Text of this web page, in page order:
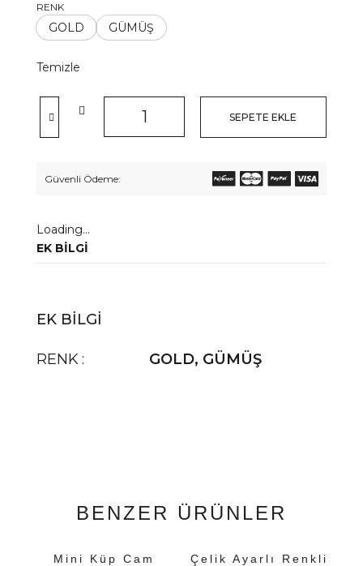
RENK
GOLD GÜMÜŞ
Temizle
SEPETE EKLE
Güvenli Ödeme:
Loading...
EK BILGI
EK BILGI
RENK GOLD, GÜMÜŞ
BENZER ÜRÜNLER
Mini Küp Cam
Çelik Ayarlı Renkli